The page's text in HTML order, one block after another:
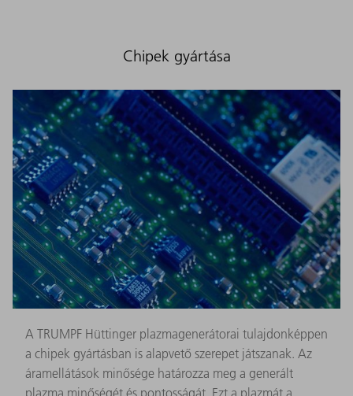
Chipek gyártása
A TRUMPF Hüttinger plazmagenerátorai tulajdonképpen
a chipek gyártásban is alapvető szerepet játszanak. Az
áramellátások minősége határozza meg a generált
plazma minőségét és pontosságát. Ezt a plazmát a